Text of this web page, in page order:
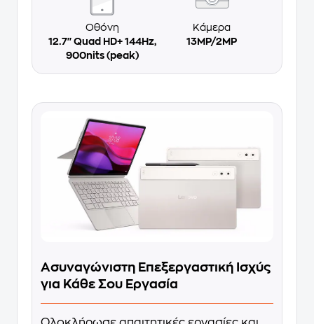
Οθόνη
12.7'' Quad HD+ 144Hz,
900nits (peak)
Κάμερα
13MP/2MP
Ασυναγώνιστη Επεξεργαστική Ισχύς
για Κάθε Σου Εργασία